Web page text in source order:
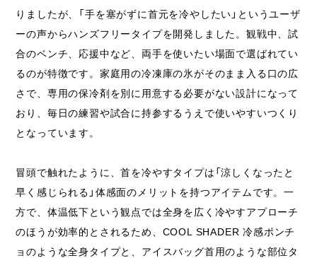
りましたが、「手を塞がずに首元を冷やしたい」というユーザ
ーの声からハンズフリータイプを開発しました。観戦中、試
合のベンチ、応援中など、両手を使いたい場面で選ばれてい
るのが特徴です。家庭用の冷凍庫の氷がそのまま入る口の広
さで、専用の保冷剤を別に用意する必要がない設計になって
おり、毎日の練習や試合に持参するうえで使いやすいつくり
となっています。
冒頭で触れたように、首を冷やすタイプは「涼しくなったと
早く感じられる」体感面のメリットを持つアイテムです。一
方で、体温低下という観点では全身を広く冷やすアプローチ
のほうが効率的とされるため、COOL SHADER 冷感ポンチ
ョのような全身タイプと、アイスバッグ首用のような部位タ